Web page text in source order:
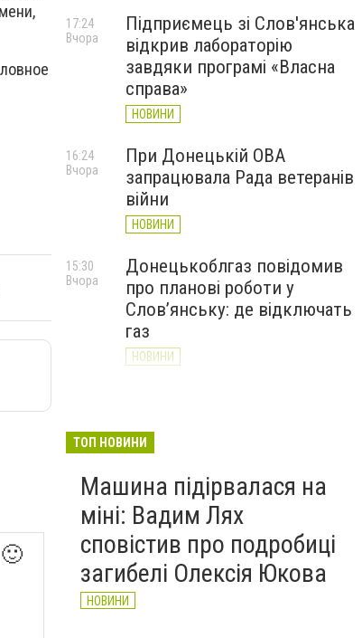
🙂
Підприємець зі Слов'янська
відкрив лабораторію
завдяки програмі «Власна
справа»
НОВИНИ
17:24
Вчора
При Донецькій ОВА
запрацювала Рада ветеранів
війни
НОВИНИ
16:24
Вчора
Донецькоблгаз повідомив
про планові роботи у
Слов’янську: де відключать
газ
НОВИНИ
15:30
Вчора
долучилися до відбудови
НОВИНИ
ТОП НОВИНИ
Машина підірвалася на
міні: Вадим Лях
сповістив про подробиці
загибелі Олексія Юкова
НОВИНИ